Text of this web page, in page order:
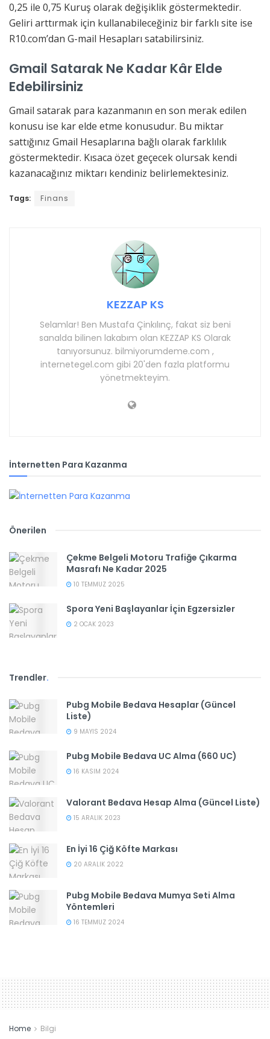
0,25 ile 0,75 Kuruş olarak değişiklik göstermektedir.
Geliri arttırmak için kullanabileceğiniz bir farklı site ise
R10.com’dan G-mail Hesapları satabilirsiniz.
Gmail Satarak Ne Kadar Kâr Elde
Edebilirsiniz
Gmail satarak para kazanmanın en son merak edilen
konusu ise kar elde etme konusudur. Bu miktar
sattığınız Gmail Hesaplarına bağlı olarak farklılık
göstermektedir. Kısaca özet geçecek olursak kendi
kazanacağınız miktarı kendiniz belirlemektesiniz.
Tags: Finans
KEZZAP KS
Selamlar! Ben Mustafa Çinkılınç, fakat siz beni
sanalda bilinen lakabım olan KEZZAP KS Olarak
tanıyorsunuz. bilmiyorumdeme.com ,
internetegel.com gibi 20'den fazla platformu
yönetmekteyim.
İnternetten Para Kazanma
Önerilen
Çekme Belgeli Motoru Trafiğe Çıkarma
Masrafı Ne Kadar 2025
10 TEMMUZ 2025
Spora Yeni Başlayanlar İçin Egzersizler
2 OCAK 2023
Trendler.
Pubg Mobile Bedava Hesaplar (Güncel
Liste)
9 MAYIS 2024
Pubg Mobile Bedava UC Alma (660 UC)
16 KASIM 2024
Valorant Bedava Hesap Alma (Güncel Liste)
15 ARALIK 2023
En İyi 16 Çiğ Köfte Markası
20 ARALIK 2022
Pubg Mobile Bedava Mumya Seti Alma
Yöntemleri
16 TEMMUZ 2024
Home Bilgi